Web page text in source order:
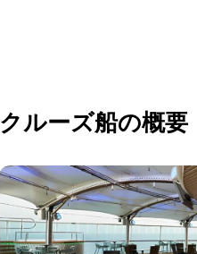
クルーズ船の概要